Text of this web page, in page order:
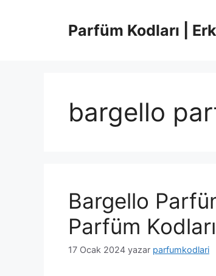
Parfüm Kodları |
bargello
Bargello
Parfüm
17 Ocak 2024 yazar parfumkodlari